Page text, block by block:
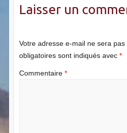
Laisser un
Votre adresse e-mail ne sera pas
obligatoires sont indiqués avec *
Commentaire *